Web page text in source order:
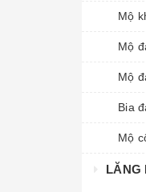
Mộ
Mộ
Mộ
Bia
Mộ
LĂNG